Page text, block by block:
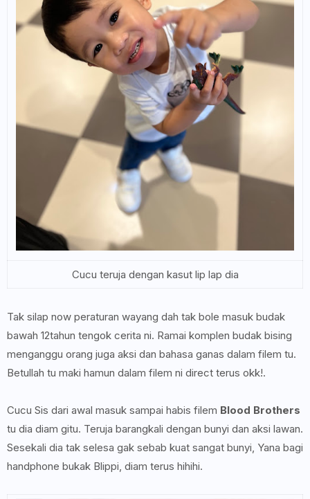
Cucu teruja dengan kasut lip lap dia
Tak silap now peraturan wayang dah tak bole masuk budak
bawah 12tahun tengok cerita ni. Ramai komplen budak bising
menganggu orang juga aksi dan bahasa ganas dalam filem tu.
Betullah tu maki hamun dalam filem ni direct terus okk!.
Cucu Sis dari awal masuk sampai habis filem Blood Brothers
tu dia diam gitu. Teruja barangkali dengan bunyi dan aksi lawan.
Sesekali dia tak selesa gak sebab kuat sangat bunyi, Yana bagi
handphone bukak Blippi, diam terus hihihi.